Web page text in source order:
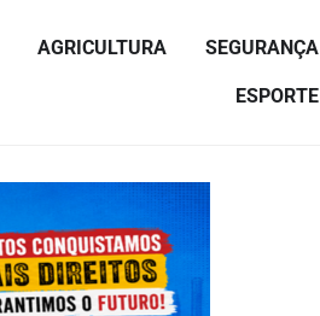
AGRICULTURA SEGURANÇA
ESPORTE